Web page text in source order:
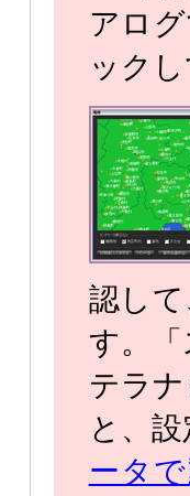
アロ
ック
認し
す。
テラ
と、
ータ